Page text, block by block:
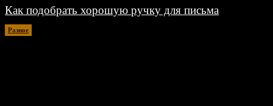
Как подобрать хорошую ручку для письма
Разное